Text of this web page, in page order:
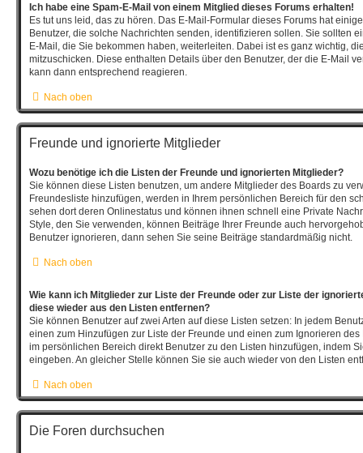
Ich habe eine Spam-E-Mail von einem Mitglied dieses Forums erhalten!
Es tut uns leid, das zu hören. Das E-Mail-Formular dieses Forums hat
Benutzer, die solche Nachrichten senden, identifizieren sollen. Sie sollten
E-Mail, die Sie bekommen haben, weiterleiten. Dabei ist es ganz wichtig,
mitzuschicken. Diese enthalten Details über den Benutzer, der die E-Mail
kann dann entsprechend reagieren.
Nach oben
Freunde und ignorierte Mitglieder
Wozu benötige ich die Listen der Freunde und ignorierten Mitglieder?
Sie können diese Listen benutzen, um andere Mitglieder des Boards zu
Freundesliste hinzufügen, werden in Ihrem persönlichen Bereich für den
sehen dort deren Onlinestatus und können ihnen schnell eine Private
Style, den Sie verwenden, können Beiträge Ihrer Freunde auch
Benutzer ignorieren, dann sehen Sie seine Beiträge standardmäßig nicht.
Nach oben
Wie kann ich Mitglieder zur Liste der Freunde oder zur Liste der
diese wieder aus den Listen entfernen?
Sie können Benutzer auf zwei Arten auf diese Listen setzen: In jedem
einen zum Hinzufügen zur Liste der Freunde und einen zum Ignorieren
im persönlichen Bereich direkt Benutzer zu den Listen hinzufügen, indem
eingeben. An gleicher Stelle können Sie sie auch wieder von den Listen
Nach oben
Die Foren durchsuchen